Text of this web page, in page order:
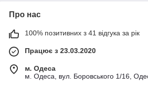
Про нас
100% позитивних з 41 відгука за рік
Працює з 23.03.2020
м. Одеса
м. Одеса, вул. Боровського 1/16,